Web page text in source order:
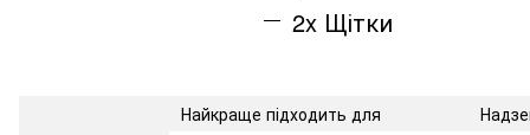
2x Щітки
Найкраще підходить для